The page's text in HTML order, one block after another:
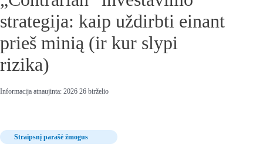
strategija: kaip uždirbti einant
prieš minią (ir kur slypi
rizika)
Informacija atnaujinta: 2026 26 birželio
Straipsnį parašė žmogus